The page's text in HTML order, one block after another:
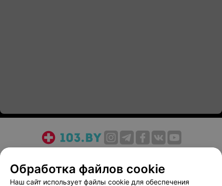
Медицинский маркетинг
Публичный договор
Пользовательское соглашение
Способы оплаты
Обработка файлов cookie
Наш сайт использует файлы cookie для обеспечения